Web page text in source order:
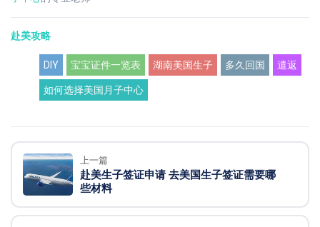
赴美攻略
DIY 宝宝证件一览表 湖南美国生子 多久回国 遣返
如何选择美国月子中心
上一篇
赴美生子签证申请 去美国生子签证需要哪
些材料